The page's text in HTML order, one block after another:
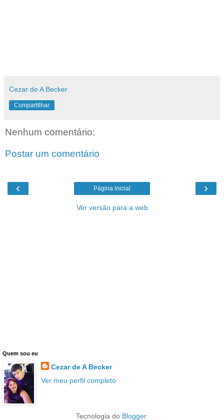
Cezar de A Becker
Compartilhar
Nenhum comentário:
Postar um comentário
‹ ›
Página inicial
Ver versão para a web
Quem sou eu
Cezar de A Becker
Ver meu perfil completo
Tecnologia do Blogger.